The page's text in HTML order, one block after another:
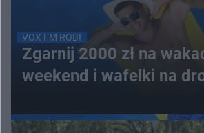
VOX FM ROBI
Zgarnij 2000 zł na
weekend i wafelki na